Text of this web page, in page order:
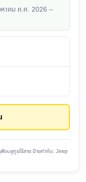
หาคม ค.ศ. 2026 –
งบลูทูธไร้สาย ป้ายกำกับ: Jeep